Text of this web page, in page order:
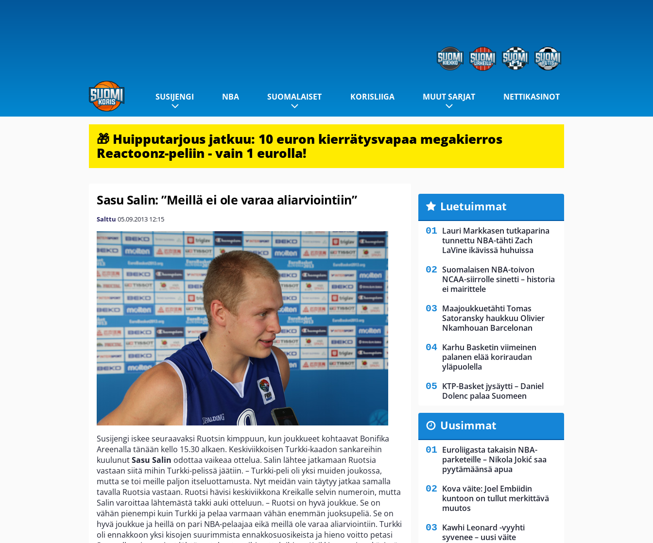
SUSIJENGI NBA SUOMALAISET KORISLIIGA MUUT SARJAT NETTIKASINOT
🎁 Huipputarjous jatkuu: 10 euron kierrätysvapaa megakierros
Reactoonz-peliin - vain 1 eurolla!
Sasu Salin: ”Meillä ei ole varaa aliarviointiin”
Salttu 05.09.2013 12:15
Susijengi iskee seuraavaksi Ruotsin kimppuun, kun joukkueet kohtaavat Bonifika
Areenalla tänään kello 15.30 alkaen. Keskiviikkoisen Turkki-kaadon sankareihin
kuulunutSasu Salin odottaa vaikeaa ottelua. Salin lähtee jatkamaan Ruotsia
vastaan siitä mihin Turkki-pelissä jäätiin. – Turkki-peli oli yksi muiden joukossa,
mutta se toi meille paljon itseluottamusta. Nyt meidän vain täytyy jatkaa samalla
tavalla Ruotsia vastaan. Ruotsi hävisi keskiviikkona Kreikalle selvin numeroin, mutta
Salin varoittaa lähtemästä takki auki otteluun. – Ruotsi on hyvä joukkue. Se on
vähän pienempi kuin Turkki ja pelaa varmaan vähän enemmän juoksupeliä. Se on
hyvä joukkue ja heillä on pari NBA-pelaajaa eikä meillä ole varaa aliarviointiin. Turkki
oli ennakkoon yksi kisojen suurimmista ennakkosuosikeista ja hieno voitto petasi
Luetuimmat
Lauri Markkasen tutkaparina
tunnettu NBA-tähti Zach
LaVine ikävissä huhuissa
Suomalaisen NBA-toivon
NCAA-siirrolle sinetti – historia
ei mairittele
Maajoukkuetähti Tomas
Satoransky haukkuu Olivier
Nkamhouan Barcelonan
Karhu Basketin viimeinen
palanen elää koriraudan
yläpuolella
KTP-Basket jysäytti – Daniel
Dolenc palaa Suomeen
Uusimmat
Euroliigasta takaisin NBA-
parketeille – Nikola Jokić saa
pyytämäänsä apua
Kova väite: Joel Embiidin
kuntoon on tullut merkittävä
muutos
Kawhi Leonard -vyyhti
syvenee – uusi väite